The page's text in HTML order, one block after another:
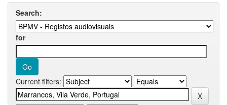
Search:
for
Current filters: